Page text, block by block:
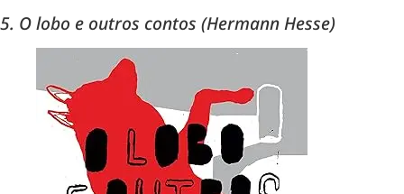
5. O lobo e outros contos (Hermann Hesse)